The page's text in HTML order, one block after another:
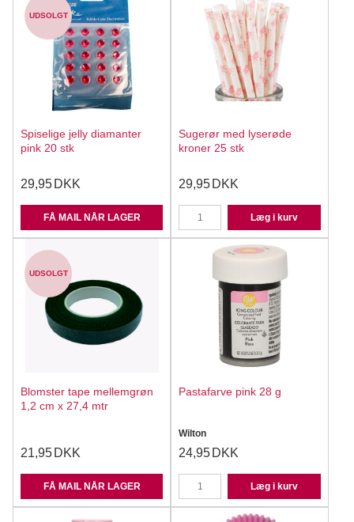
UDSOLGT
Spiselige jelly diamanter
pink 20 stk
29,95 DKK
FÅ MAIL NÅR LAGER
Sugerør med lyserøde
kroner 25 stk
29,95 DKK
Læg i kurv
UDSOLGT
Blomster tape mellemgrøn
1,2 cm x 27,4 mtr
21,95 DKK
FÅ MAIL NÅR LAGER
Pastafarve pink 28 g
Wilton
24,95 DKK
Læg i kurv